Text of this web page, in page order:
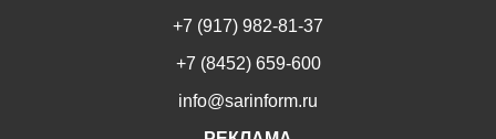
+7 (917) 982-81-37
+7 (8452) 659-600
info@sarinform.ru